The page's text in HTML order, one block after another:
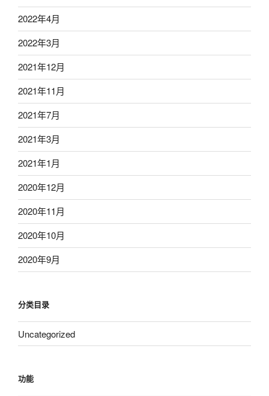
2022年4月
2022年3月
2021年12月
2021年11月
2021年7月
2021年3月
2021年1月
2020年12月
2020年11月
2020年10月
2020年9月
分类目录
Uncategorized
功能